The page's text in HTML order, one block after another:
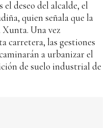
el deseo del alcalde, el
quien señala que la
Una vez
carretera, las gestiones
a urbanizar el
de suelo industrial de